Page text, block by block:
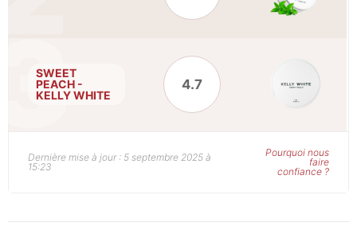
SWEET
PEACH -
KELLY WHITE
4.7
Dernière mise à jour : 5 septembre 2025 à
15:23
Pourquoi nous
faire
confiance ?